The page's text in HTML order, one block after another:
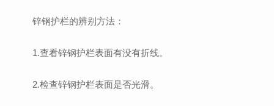
锌钢护栏的辨别方法：
1.查看锌钢护栏表面有没有折线。
2.检查锌钢护栏表面是否光滑。